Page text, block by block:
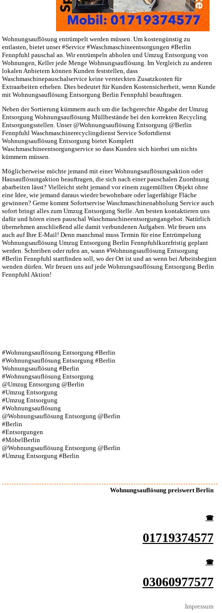
Wohnungsauflösung entrümpelt werden müssen. Um kostengünstig zu
entlasten, bietet unser #Service #Waschmaschineentsorgungen #Berlin
Fennpfuhl pauschal an. Wir entrümpeln abholen und Umzug Entsorgung von
Wohnungen, Keller jede Menge Wohnungsauflösung. Im Vergleich zu anderen
lokalen Anbietern können Kunden feststellen, dass
Waschmaschinepauschalservice keine versteckten Zusatzkosten für
Extraarbeiten erheben. Dies bedeutet für Kunden Kostensicherheit, wenn Kunde
mit Wohnungsauflösung Entsorgung Berlin Fennpfuhl beauftragen.
Neben der Sortierung kümmern auch um die fachgerechte Abgabe der Umzug
Entsorgung Wohnungsauflösung Müllbestände bei den korrekten Recycling
Entsorgungsstellen. Unser @Wohnungsauflösung Entsorgung @Berlin
Fennpfuhl Waschmaschinerecyclingdienst Service Sofortdienst
Wohnungsauflösung Entsorgung bietet Komplett
Waschmaschineentsorgungservice so dass Kunden sich hierbei um nichts
kümmern müssen.
Möglicherweise möchte jemand mit einer Wohnungsauflösungsaktion oder
Hausauflösungaktion beauftragen, die sich nach einer pauschalen Zuordnung
abarbeiten lässt? Vielleicht steht jemand vor einem zugemüllten Objekt ohne
eine Idee, wie jemand daraus wieder bewohnbare oder lagerfähige Fläche
gewinnen? Gerne kommt Sofortservise Waschmaschinenabholung Service auch
sofort bringt alles zum Umzug Entsorgung Stelle. Am besten kontaktieren uns
dafür und hören einen pauschal Waschmaschineentsorgungangebot. Natürlich
übernehmen anschließend alle damit verbundenen Aufgaben. Wir freuen uns
auch auf Ihre E-Mail! Denn manchmal muss Termin für eine Entrümpelung
Wohnungsauflösung Umzug Entsorgung Berlin Fennpfuhlkurzfristig geplant
werden. Schreiben oder rufen an, wann #Wohnungsauflösung Entsorgung
#Berlin Fennpfuhl stattfinden soll, wo der Ort ist und an wenn bei Arbeitsbeginn
wenden dürfen. Wir freuen uns auf jede Wohnungsauflösung Entsorgung Berlin
Fennpfuhl Aktion!
#Wohnungsauflösung Entsorgung #Berlin
#Wohnungsauflösung Entsorgung #Berlin
Wohnungsauflösung #Berlin
#Wohnungsauflösung Entsorgung
@Umzug Entsorgung @Berlin
#Umzug Entsorgung
#Umzug Entsorgung
#Wohnungsauflösung
@Wohnungsauflösung Entsorgung @Berlin
#Berlin
#Entsorgungen
#MöbelBerlin
@Wohnungsauflösung Entsorgung @Berlin
#Umzug Entsorgung #Berlin
Wohnungsauflösung preiswert Berlin
☎︎
01719374577
☎︎
03060977577
Impressum